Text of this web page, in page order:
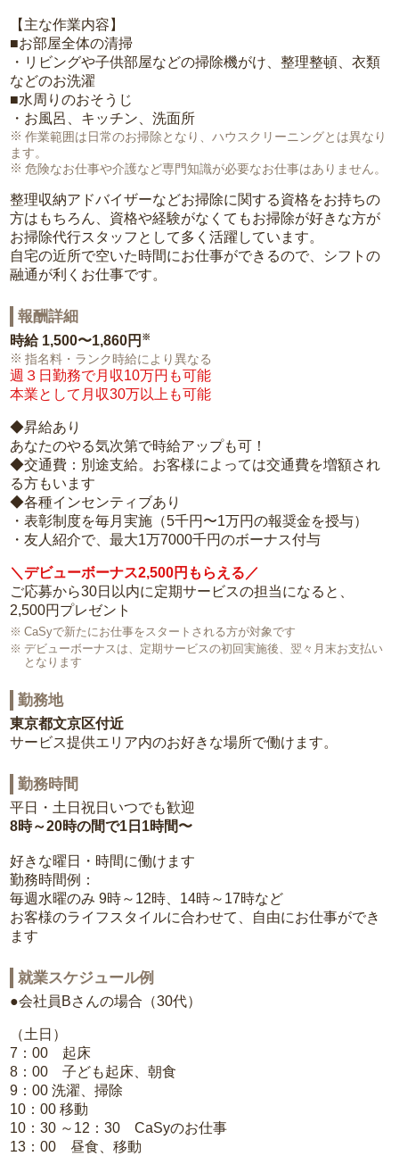
【主な作業内容】
■お部屋全体の清掃
・リビングや子供部屋などの掃除機がけ、整理整頓、衣類
などのお洗濯
■水周りのおそうじ
・お風呂、キッチン、洗面所
作業範囲は日常のお掃除となり、ハウスクリーニングとは異なり
ます。
危険なお仕事や介護など専門知識が必要なお仕事はありません。
整理収納アドバイザーなどお掃除に関する資格をお持ちの
方はもちろん、資格や経験がなくてもお掃除が好きな方が
お掃除代行スタッフとして多く活躍しています。
自宅の近所で空いた時間にお仕事ができるので、シフトの
融通が利くお仕事です。
報酬詳細
時給 1,500〜1,860円 ※
指名料・ランク時給により異なる
週３日勤務で月収10万円も可能
本業として月収30万以上も可能
◆昇給あり
あなたのやる気次第で時給アップも可！
◆交通費：別途支給。お客様によっては交通費を増額され
る方もいます
◆各種インセンティブあり
・表彰制度を毎月実施（5千円〜1万円の報奨金を授与）
・友人紹介で、最大1万7000千円のボーナス付与
＼デビューボーナス2,500円もらえる／
ご応募から30日以内に定期サービスの担当になると、
2,500円プレゼント
CaSyで新たにお仕事をスタートされる方が対象です
デビューボーナスは、定期サービスの初回実施後、翌々月末お支払い
となります
勤務地
東京都文京区付近
サービス提供エリア内のお好きな場所で働けます。
勤務時間
平日・土日祝日いつでも歓迎
8時～20時の間で1日1時間〜
好きな曜日・時間に働けます
勤務時間例：
毎週水曜のみ 9時～12時、14時～17時など
お客様のライフスタイルに合わせて、自由にお仕事ができ
ます
就業スケジュール例
●会社員Bさんの場合（30代）
（土日）
7：00 起床
8：00 子ども起床、朝食
9：00 洗濯、掃除
10：00 移動
10：30 ～12：30 CaSyのお仕事
13：00 昼食、移動